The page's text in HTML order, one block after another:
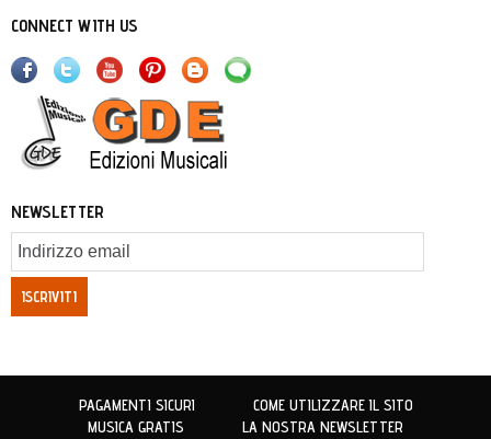
CONNECT WITH US
NEWSLETTER
ISCRIVITI
PAGAMENTI SICURI
COME UTILIZZARE IL SITO
MUSICA GRATIS
LA NOSTRA NEWSLETTER